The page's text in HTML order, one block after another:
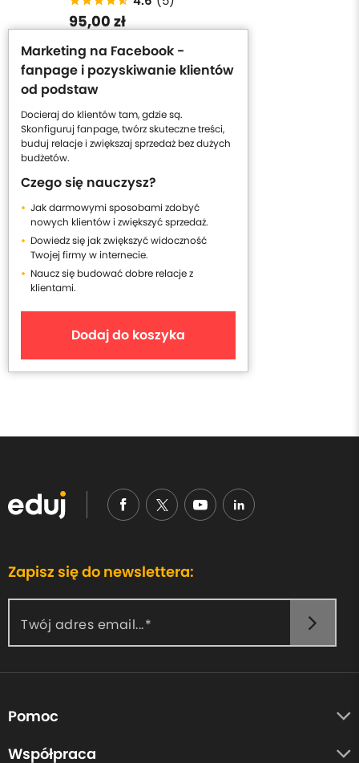
95,00 zł
Marketing na Facebook -
fanpage i pozyskiwanie klientów
od podstaw
Docieraj do klientów tam, gdzie są.
Skonfiguruj fanpage, twórz skuteczne treści,
buduj relacje i zwiększaj sprzedaż bez dużych
budżetów.
Czego się nauczysz?
Jak darmowymi sposobami zdobyć
nowych klientów i zwiększyć sprzedaż.
Dowiedz się jak zwiększyć widoczność
Twojej firmy w internecie.
Naucz się budować dobre relacje z
klientami.
Dodaj do koszyka
Zapisz się do newslettera:
Twój adres email...
Pomoc
O nas
Współpraca